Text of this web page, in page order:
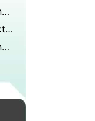
Kiler det når tannleger taller tennene dine?
Hva om mensen er lys og brunaktig, har den mange små blodpropper?
Hva betyr det når fortennene dine rister?